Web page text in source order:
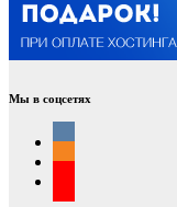
Мы в соцсетях